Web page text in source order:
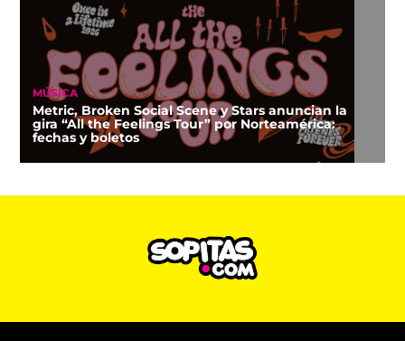
MÚSICA
Metric, Broken Social Scene y Stars anuncian la
gira “All the Feelings Tour” por Norteamérica:
fechas y boletos